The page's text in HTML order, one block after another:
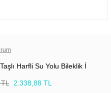
Harfli Su Yolu Bileklik İ
2.338,88 TL